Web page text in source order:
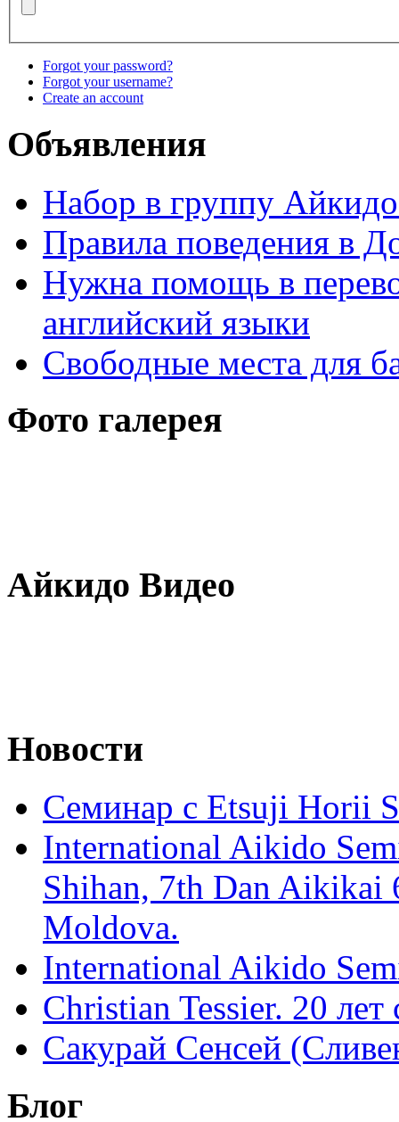
Forgot your password?
Forgot your username?
Create an account
Объявления
Набор в группу
Правила поведения в
Нужна помощь в
английский языки
Свободные места для
Фото галерея
Айкидо Видео
Новости
Семинар с Etsuji Horii
International Aikido
Shihan, 7th Dan
Moldova.
International Aikido
Christian Tessier. 20 лет
Сакурай Сенсей
Блог